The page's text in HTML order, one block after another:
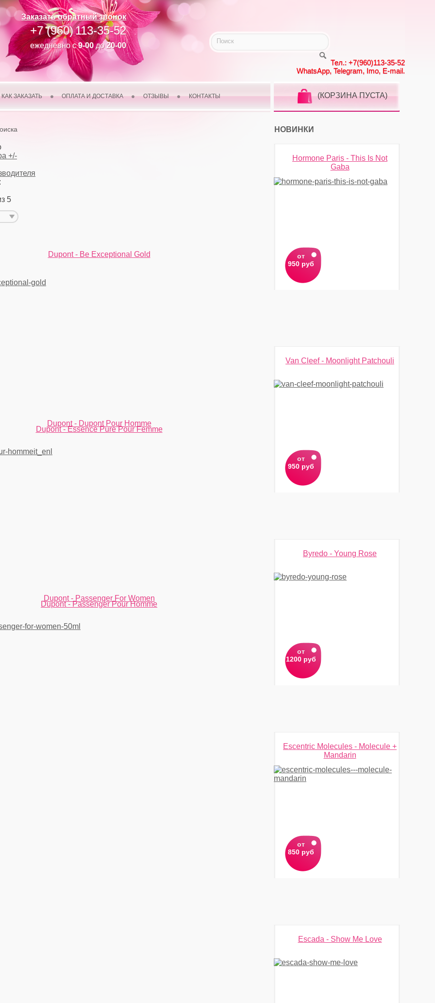
Заказать обратный звонок
+7 (960)113-35-52
ежедневно с9-00до20-00
Тел.: +7(960)113-35-52
WhatsApp, Telegram, Imo, E-mail.
КАК ЗАКАЗАТЬ ОПЛАТА И ДОСТАВКА ОТЗЫВЫ КОНТАКТЫ (КОРЗИНА ПУСТА)
+/-
5
Dupont - Be Exceptional Gold
Dupont - Dupont Pour Homme
Dupont - Essence Pure Pour Femme
Dupont - Passenger For Women
Dupont - Passenger Pour Homme
НОВИНКИ
Hormone Paris - This Is Not
Gaba
от
950 руб
Van Cleef - Moonlight Patchouli
от
950 руб
Byredo - Young Rose
от
1200 руб
Escentric Molecules - Molecule +
Mandarin
от
850 руб
Escada - Show Me Love